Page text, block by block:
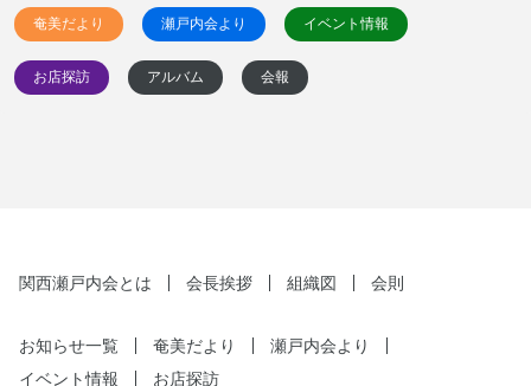
奄美だより 瀬戸内会より イベント情報
お店探訪 アルバム 会報
関西瀬戸内会とは 会長挨拶 組織図 会則
お知らせ一覧 奄美だより
瀬戸内会より
イベント情報
お店探訪